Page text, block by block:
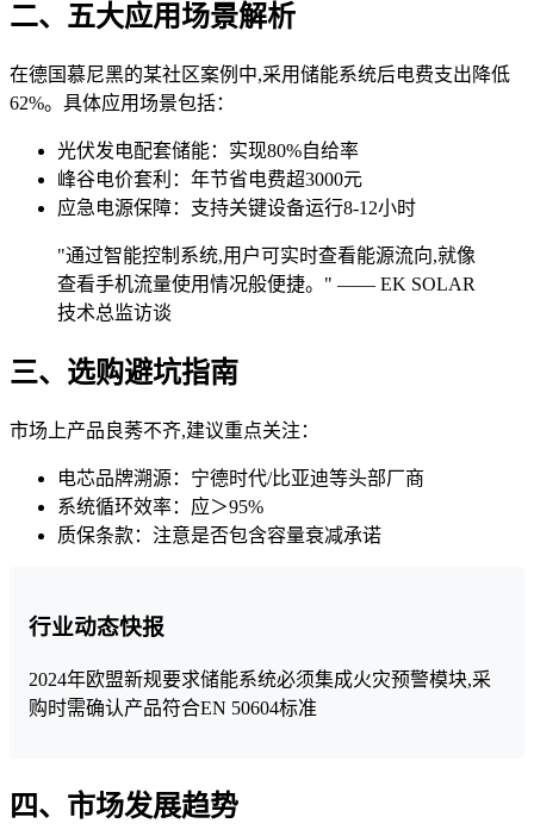
二、五大应用场景解析
在德国慕尼黑的某社区案例中,采用储能系统后电费支出降低
62%。具体应用场景包括：
光伏发电配套储能：实现80%自给率
峰谷电价套利：年节省电费超3000元
应急电源保障：支持关键设备运行8-12小时
"通过智能控制系统,用户可实时查看能源流向,就像
查看手机流量使用情况般便捷。" —— EK SOLAR
技术总监访谈
三、选购避坑指南
市场上产品良莠不齐,建议重点关注：
电芯品牌溯源：宁德时代/比亚迪等头部厂商
系统循环效率：应＞95%
质保条款：注意是否包含容量衰减承诺
行业动态快报
2024年欧盟新规要求储能系统必须集成火灾预警模块,采
购时需确认产品符合EN 50604标准
四、市场发展趋势